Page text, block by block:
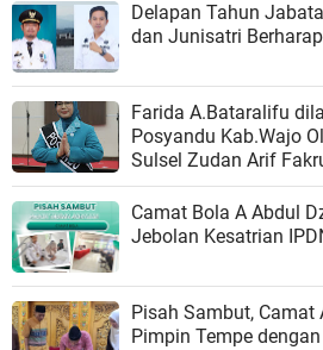
Delapan Tahun
dan Junisatri
Farida A.Bataralifu
Posyandu Kab.Wajo
Sulsel Zudan Arif
Camat Bola A Abdul
Jebolan Kesatrian
Pisah Sambut,
Pimpin Tempe